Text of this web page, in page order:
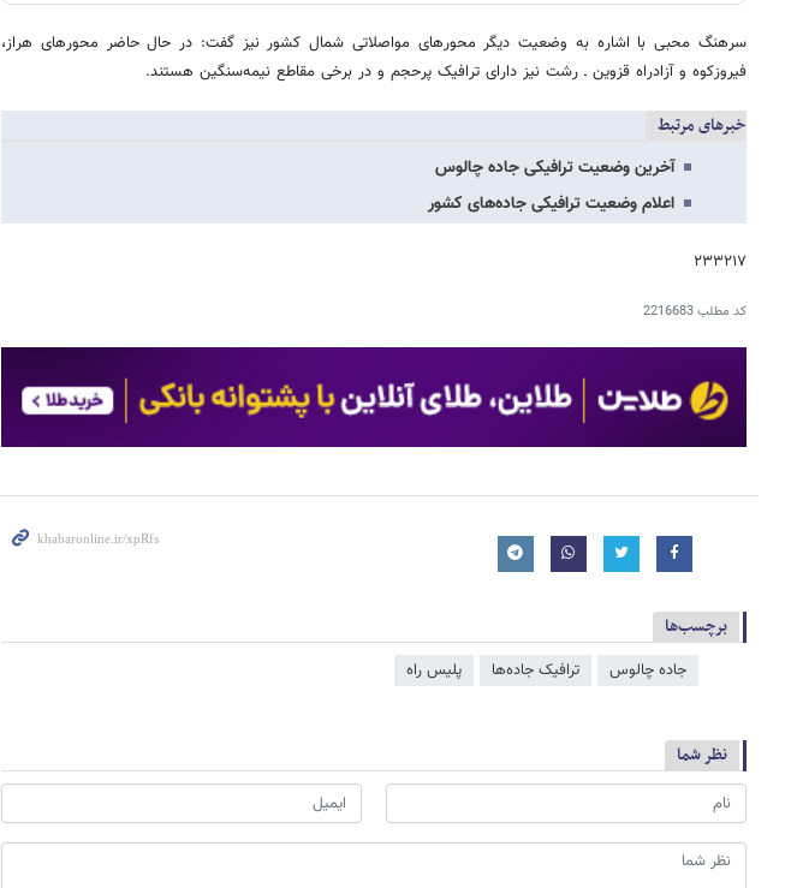
سرهنگ محبی با اشاره به وضعیت دیگر محورهای مواصلاتی شمال کشور نیز گفت: در حال حاضر محورهای هراز،
فیروزکوه و آزادراه قزوین ـ رشت نیز دارای ترافیک پرحجم و در برخی مقاطع نیمه‌سنگین هستند.
خبرهای مرتبط
آخرین وضعیت ترافیکی جاده چالوس
اعلام وضعیت ترافیکی جاده‌های کشور
۲۳۳۲۱۷
کد مطلب2216683
برچسب‌ها
جاده چالوس ترافیک جاده‌ها پلیس راه
نظر شما